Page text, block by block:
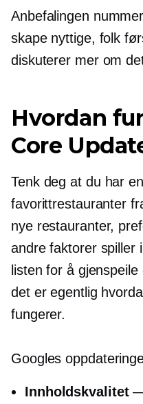
Anbefalingen
skape nyttige, folk
diskuterer mer om
Hvordan
Core
Tenk deg at du har
favorittrestauranter
nye restauranter,
andre faktorer spiller
listen for å
det er egentlig
fungerer.
Googles
Innholdskvalitet—